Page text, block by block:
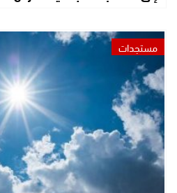
مستجدات